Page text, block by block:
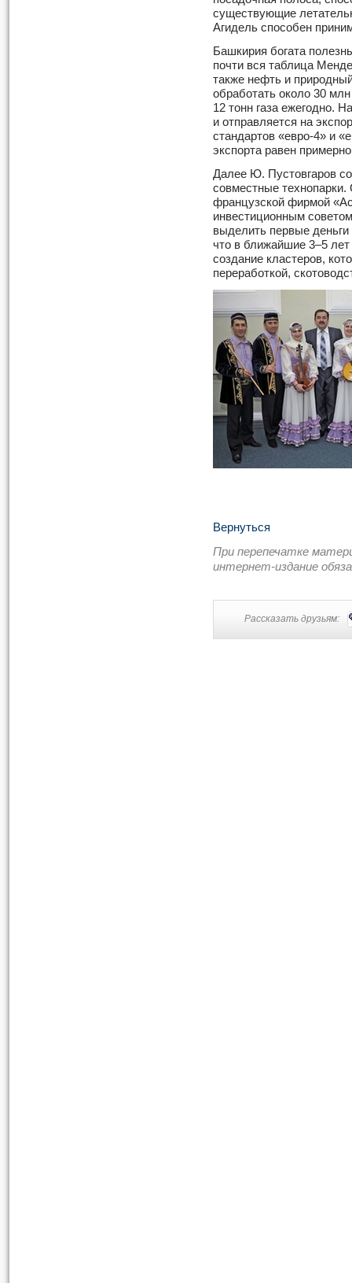
существующие
Агидель способен
Башкирия богата
почти вся таблица
также нефть и
обработать около 30
12 тонн газа ежегодно.
и отправляется на
стандартов «евро-4» и
экспорта равен
Далее Ю. Пустовгаров
совместные
французской фирмой
инвестиционным
выделить первые
что в ближайшие 3–5
создание кластеров,
переработкой,
Вернуться
При перепечатке
интернет-издание
Рассказать друзьям: